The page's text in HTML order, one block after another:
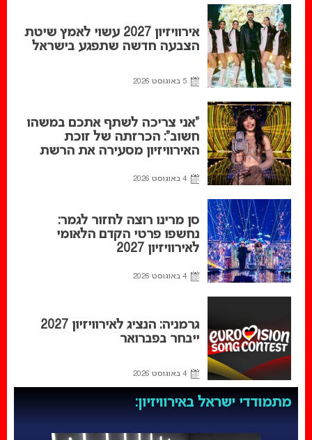
אירוויזיון 2027 עשוי לאמץ שיטת
הצבעה חדשה שתפגע בישראל
5 באוגוסט 2026
“אני צריכה לשתף אתכם במשהו
חשוב”: הכרזתה של זוכת
האירוויזיון מסעירה את הרשת
4 באוגוסט 2026
סן מרינו רוצה לחזור לגמר:
נחשפו פרטי הקדם הלאומי
לאירוויזיון 2027
4 באוגוסט 2026
גרמניה: הנציג לאירוויזיון 2027
ייבחר בפברואר
4 באוגוסט 2026
מתמודדי ישראל באירוויזיון: